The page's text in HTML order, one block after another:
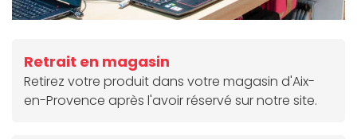
Retrait en magasin
Retirez votre produit dans votre magasin d'Aix-
en-Provence après l'avoir réservé sur notre site.